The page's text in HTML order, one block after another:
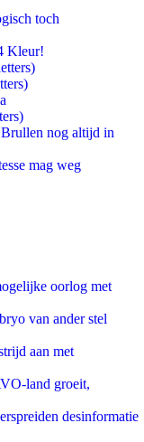
toch
Kleur!
nog altijd in
mag weg
oorlog met
van ander stel
aan met
land groeit,
desinformatie